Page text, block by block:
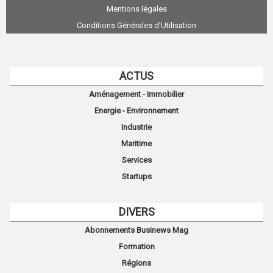
Mentions légales
Conditions Générales d'Utilisation
ACTUS
Aménagement - Immobilier
Energie - Environnement
Industrie
Maritime
Services
Startups
DIVERS
Abonnements Businews Mag
Formation
Régions